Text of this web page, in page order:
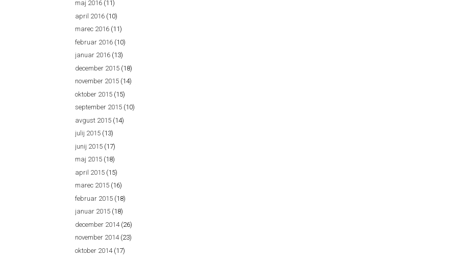
maj 2016 (11)
april 2016 (10)
marec 2016 (11)
februar 2016 (10)
januar 2016 (13)
december 2015 (18)
november 2015 (14)
oktober 2015 (15)
september 2015 (10)
avgust 2015 (14)
julij 2015 (13)
junij 2015 (17)
maj 2015 (18)
april 2015 (15)
marec 2015 (16)
februar 2015 (18)
januar 2015 (18)
december 2014(26)
november 2014(23)
oktober 2014(17)